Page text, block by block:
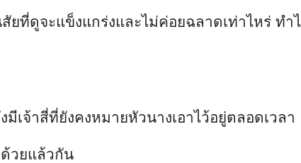
ยที่ดูจะแข็งแกร่งและไม่ค่อยฉลาดเท่าไหร่ ท
เจ้าสี่ที่ยังคงหมายหัวนางเอาไว้อยู่ตลอดเวลา
วยแล้วกัน